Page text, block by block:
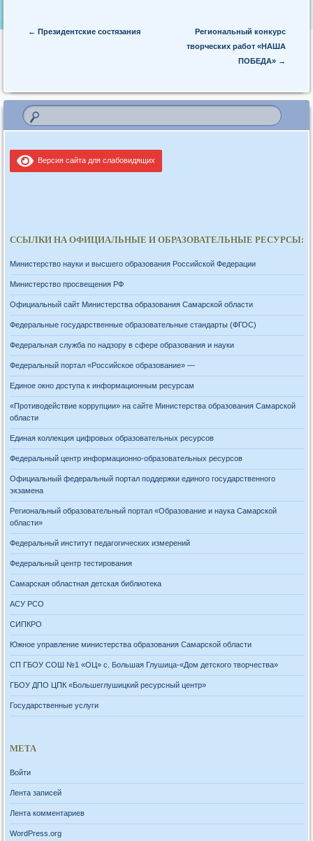
Post navigation
← Президентские состязания
Региональный конкурс
творческих работ «НАША
ПОБЕДА» →
Версия сайта для слабовидящих
ССЫЛКИ НА ОФИЦИАЛЬНЫЕ И ОБРАЗОВАТЕЛЬНЫЕ РЕСУРСЫ:
Министерство науки и высшего образования Российской Федерации
Министерство просвещения РФ
Официальный сайт Министерства образования Самарской области
Федеральные государственные образовательные стандарты (ФГОС)
Федеральная служба по надзору в сфере образования и науки
Федеральный портал «Российское образование» —
Единое окно доступа к информационным ресурсам
«Противодействие коррупции» на сайте Министерства образования Самарской
области
Единая коллекция цифровых образовательных ресурсов
Федеральный центр информационно-образовательных ресурсов
Официальный федеральный портал поддержки единого государственного
экзамена
Региональный образовательный портал «Образование и наука Самарской
области»
Федеральный институт педагогических измерений
Федеральный центр тестирования
Самарская областная детская библиотека
АСУ РСО
СИПКРО
Южное управление министерства образования Самарской области
СП ГБОУ СОШ №1 «ОЦ» с. Большая Глушица-«Дом детского творчества»
ГБОУ ДПО ЦПК «Большеглушицкий ресурсный центр»
Государственные услуги
МЕТА
Войти
Лента записей
Лента комментариев
WordPress.org